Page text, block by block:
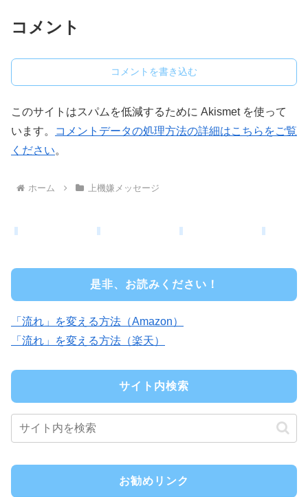
コメント
コメントを書き込む
このサイトはスパムを低減するために Akismet を使って
います。
コメントデータの処理方法の詳細はこちらをご覧
ください。
ホーム 上機嫌メッセージ
是非、お読みください！
「流れ」を変える方法（Amazon）
「流れ」を変える方法（楽天）
サイト内検索
お勧めリンク